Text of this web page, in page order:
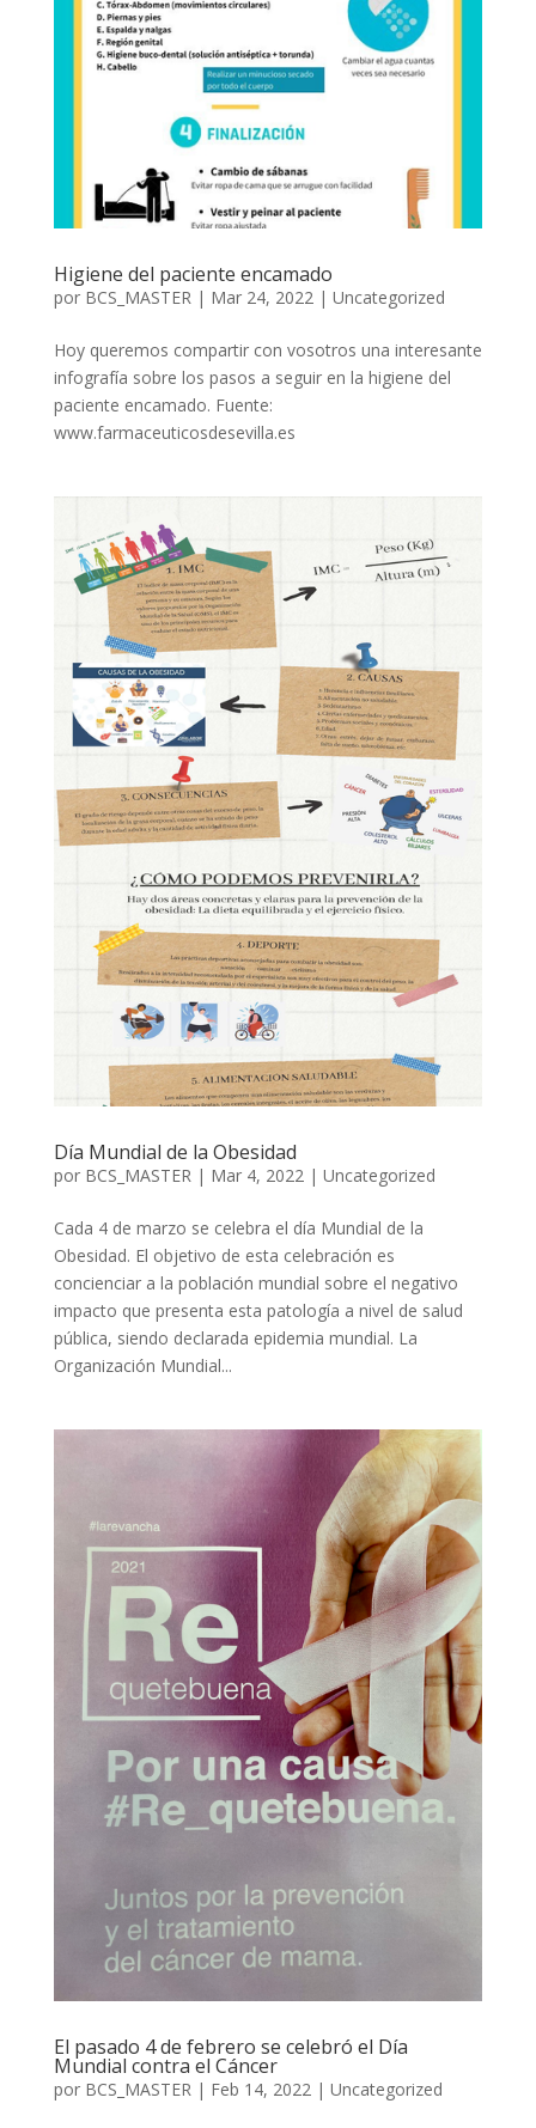
Higiene del paciente encamado
por BCS_MASTER | Mar 24, 2022 | Uncategorized
Hoy queremos compartir con vosotros una interesante
infografía sobre los pasos a seguir en la higiene del
paciente encamado. Fuente:
www.farmaceuticosdesevilla.es
Día Mundial de la Obesidad
por BCS_MASTER| Mar 4, 2022| Uncategorized
Cada 4 de marzo se celebra el día Mundial de la
Obesidad. El objetivo de esta celebración es
concienciar a la población mundial sobre el negativo
impacto que presenta esta patología a nivel de salud
pública, siendo declarada epidemia mundial. La
Organización Mundial...
El pasado 4 de febrero se celebró el Día
Mundial contra el Cáncer
por BCS_MASTER| Feb 14, 2022| Uncategorized